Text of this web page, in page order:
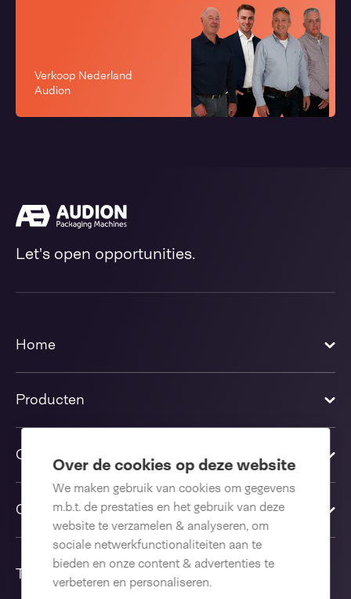
Over de cookies op deze website
We maken gebruik van cookies om gegevens
m.b.t. de prestaties en het gebruik van deze
website te verzamelen & analyseren, om
sociale netwerkfunctionaliteiten aan te
bieden en onze content & advertenties te
verbeteren en personaliseren.
Verkoop Nederland
Audion
Let's open opportunities.
Home
Producten
Oplossingen
Contact us
Taal